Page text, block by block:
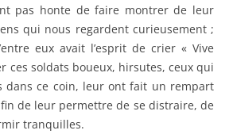
pas honte de faire montrer de leur
qui nous regardent curieusement ;
eux avait l’esprit de crier « Vive
ces soldats boueux, hirsutes, ceux qui
dans ce coin, leur ont fait un rempart
de leur permettre de se distraire, de
tranquilles.